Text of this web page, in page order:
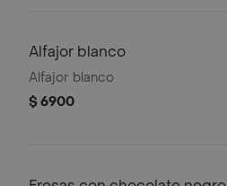
Alfajor blanco
Alfajor blanco
$ 6900